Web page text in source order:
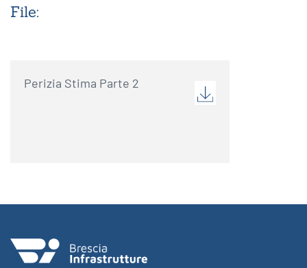
File:
Perizia Stima Parte 2